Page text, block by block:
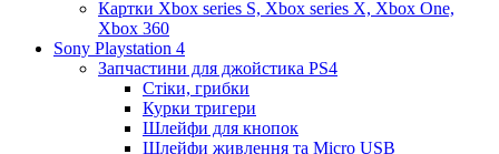
Картки Xbox series S, Xbox series X, Xbox One,
Xbox 360
Sony Playstation 4
Запчастини для джойстика PS4
Стіки, грибки
Курки тригери
Шлейфи для кнопок
Шлейфи живлення та Micro USB